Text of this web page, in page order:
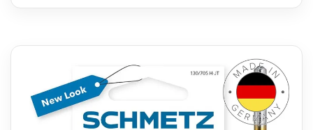
choisies
la
page
du